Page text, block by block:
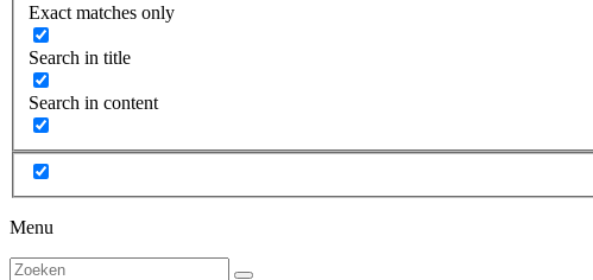
Exact matches only
Search in title
Search in content
Menu